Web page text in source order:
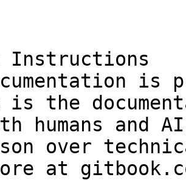
Instructions
is
is the
humans and
over
at